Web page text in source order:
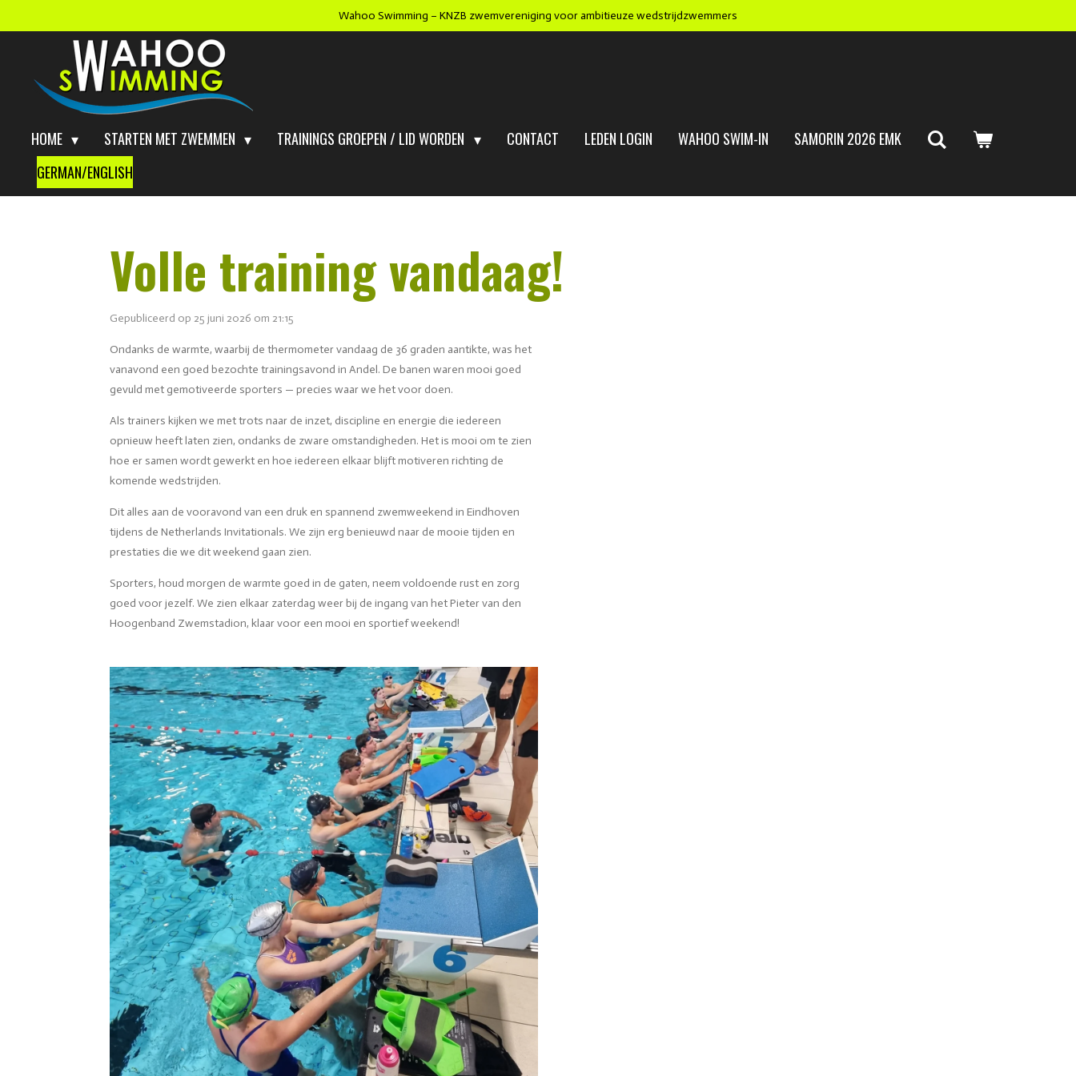
hoofdinhoud
Wahoo Swimming – KNZB zwemvereniging voor ambitieuze wedstrijdzwemmers
HOME STARTEN MET ZWEMMEN TRAININGS GROEPEN / LID WORDEN CONTACT LEDEN LOGIN WAHOO SWIM-IN
SAMORIN 2026 EMK
GERMAN/ENGLISH
Volle training vandaag!
Gepubliceerd op 25 juni 2026 om 21:15
Ondanks de warmte, waarbij de thermometer vandaag de 36 graden aantikte, was het
vanavond een goed bezochte trainingsavond in Andel. De banen waren mooi goed
gevuld met gemotiveerde sporters — precies waar we het voor doen.
Als trainers kijken we met trots naar de inzet, discipline en energie die iedereen
opnieuw heeft laten zien, ondanks de zware omstandigheden. Het is mooi om te zien
hoe er samen wordt gewerkt en hoe iedereen elkaar blijft motiveren richting de
komende wedstrijden.
Dit alles aan de vooravond van een druk en spannend zwemweekend in Eindhoven
tijdens de Netherlands Invitationals. We zijn erg benieuwd naar de mooie tijden en
prestaties die we dit weekend gaan zien.
Sporters, houd morgen de warmte goed in de gaten, neem voldoende rust en zorg
goed voor jezelf. We zien elkaar zaterdag weer bij de ingang van het Pieter van den
Hoogenband Zwemstadion, klaar voor een mooi en sportief weekend!